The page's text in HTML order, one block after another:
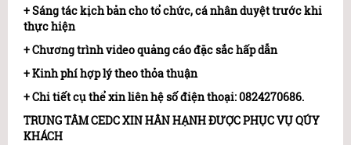
+ Sáng tác kịch bản cho tổ chức, cá nhân duyệt trước khi
thực hiện
+ Chương trình video quảng cáo đặc sắc hấp dẫn
+ Kinh phí hợp lý theo thỏa thuận
+ Chi tiết cụ thể xin liên hệ số điện thoại: 0824270686.
TRUNG TÂM CEDC XIN HÂN HẠNH ĐƯỢC PHỤC VỤ QÚY
KHÁCH